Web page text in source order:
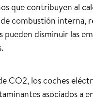
que contribuyen al
combustión interna,
disminuir las
CO2, los coches
asociados a